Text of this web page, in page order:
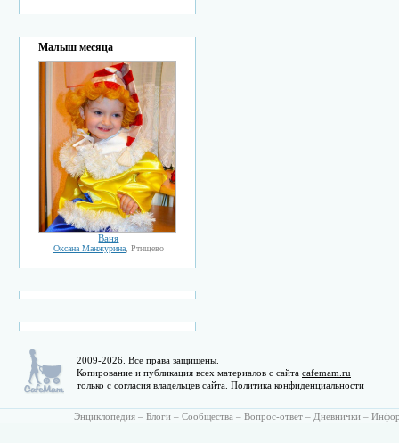
Малыш месяца
Ваня
Оксана Манжурина, Ртищево
2009-2026. Все права защищены.
Копирование и публикация всех материалов с сайта cafemam.ru
только с согласия владельцев сайта. Политика конфиденциальности
Энциклопедия – Блоги – Сообщества – Вопрос-ответ – Дневнички –